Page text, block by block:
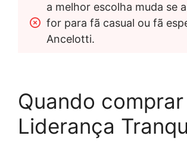
a melhor escolha muda se
for para fã casual ou fã
Ancelotti.
Quando comprar
Liderança